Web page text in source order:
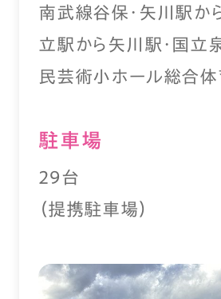
南武線谷保・矢川駅か
立駅から矢川駅・国立
民芸術小ホール総合
駐⾞場
29台
（提携駐車場）